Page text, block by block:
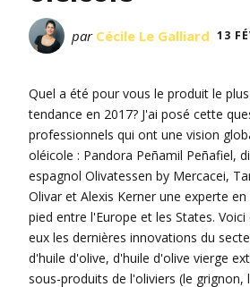
par Cécile Le Galliard 13
Quel a été pour vous le produit le
tendance en 2017? J'ai posé cette
professionnels qui ont une vision
oléicole : Pandora Peñamil Peñafiel,
espagnol Olivatessen by Mercacei,
Olivar et Alexis Kerner une experte
pied entre l'Europe et les States.
eux les dernières innovations du
d'huile d'olive, d'huile d'olive vierge
sous-produits de l'oliviers (le grignon,